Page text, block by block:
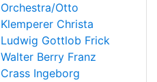
Orchestra/Otto
Klemperer Christa
Ludwig Gottlob Frick
Walter Berry Franz
Crass Ingeborg